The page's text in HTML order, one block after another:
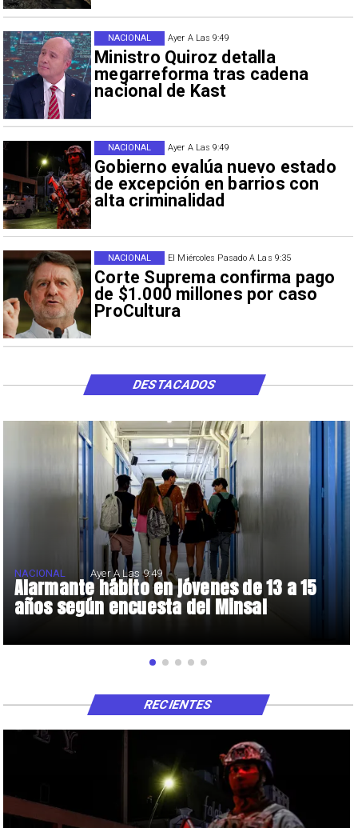
Ayer A Las 9:49
Ministro Quiroz detalla
megarreforma tras cadena
nacional de Kast
NACIONAL
Ayer A Las 9:49
Gobierno evalúa nuevo estado
de excepción en barrios con
alta criminalidad
NACIONAL
El Miércoles Pasado A Las 9:35
Corte Suprema confirma pago
de $1.000 millones por caso
ProCultura
NACIONAL
Alarmante hábito en jóvenes de 13 a 15
años según encuesta del Minsal
NACIONAL Ayer A Las 9:49
DESTACADOS
RECIENTES